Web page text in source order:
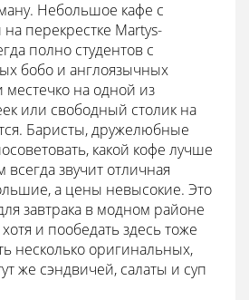
Небольшое кафе с
перекрестке Martys-
полно студентов с
бобо и англоязычных
местечко на одной из
или свободный столик на
Баристы, дружелюбные
какой кофе лучше
всегда звучит отличная
а цены невысокие. Это
завтрака в модном районе
и пообедать здесь тоже
несколько оригинальных,
же сэндвичей, салаты и суп